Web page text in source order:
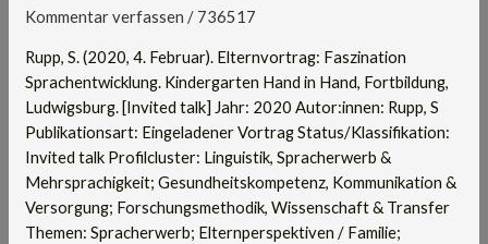
Kommentar verfassen / 736517
Rupp, S. (2020, 4. Februar). Elternvortrag: Faszination
Sprachentwicklung. Kindergarten Hand in Hand, Fortbildung,
Ludwigsburg. [Invited talk] Jahr: 2020 Autor:innen: Rupp, S
Publikationsart: Eingeladener Vortrag Status/Klassifikation:
Invited talk Profilcluster: Linguistik, Spracherwerb &
Mehrsprachigkeit; Gesundheitskompetenz, Kommunikation &
Versorgung; Forschungsmethodik, Wissenschaft & Transfer
Themen: Spracherwerb; Elternperspektiven / Familie;